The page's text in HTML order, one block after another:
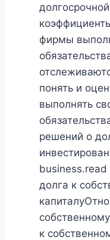
фирмы
понять и
выполнять
решений о
долга к
к